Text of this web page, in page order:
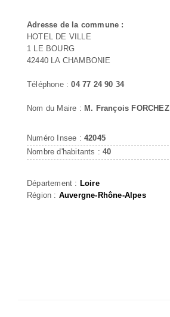
Adresse de la commune :
HOTEL DE VILLE
1 LE BOURG
42440 LA CHAMBONIE
Téléphone :04 77 24 90 34
Nom du Maire : M. François FORCHEZ
Numéro Insee : 42045
Nombre d'habitants :40
Département : Loire
Région : Auvergne-Rhône-Alpes